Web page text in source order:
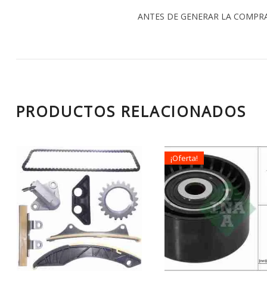
ANTES DE GENERAR LA
PRODUCTOS RELACIONADOS
¡Oferta!